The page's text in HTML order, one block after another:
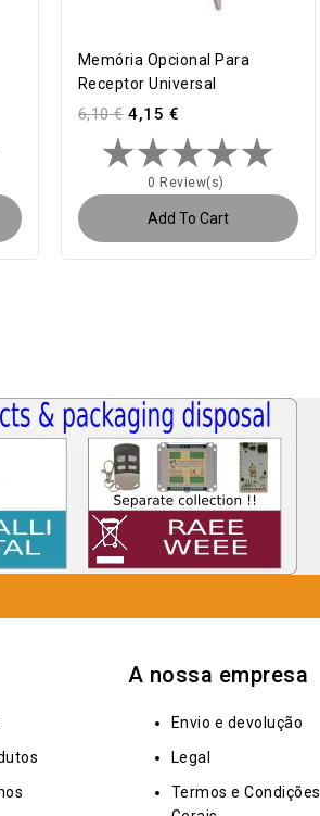
Memória Opcional Para
Receptor Universal
6,10 € 4,15 €
0 Review(s)
Add To Cart
A nossa empresa
Envio e devolução
Legal
Termos e Condições